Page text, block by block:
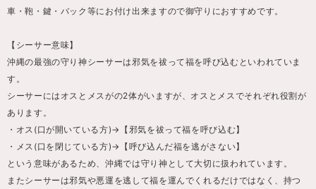
車・鞄・鍵・バック等にお付け出来ますので御守りにおすすめです。
【シーサー意味】
沖縄の最強の守り神シーサーは邪気を祓って福を呼び込むといわれていま
す。
シーサーにはオスとメスがの2体がいますが、オスとメスでそれぞれ役割が
あります。
・オス(口が開いている方)→【邪気を祓って福を呼び込む】
・メス(口を閉じている方)→【呼び込んだ福を逃がさない】
という意味があるため、沖縄では守り神として大切に扱われています。
またシーサーは邪気や悪運を逃して福を運んでくれるだけではなく、持つ